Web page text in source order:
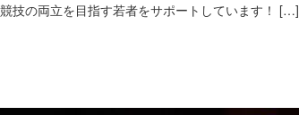
技の両立を目指す若者をサポートしています！ […]